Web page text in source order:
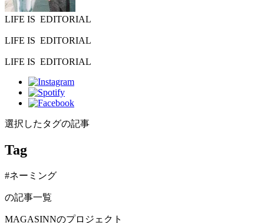
LIFE IS EDITORIAL
LIFE IS EDITORIAL
LIFE IS EDITORIAL
選択したタグの記事
Tag
#ネーミング
の記事一覧
MAGASINNのプロジェクト